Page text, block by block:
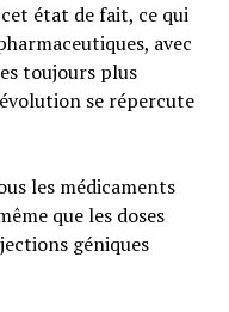
état de fait, ce qui
avec
toujours plus
se répercute
les médicaments
que les doses
géniques